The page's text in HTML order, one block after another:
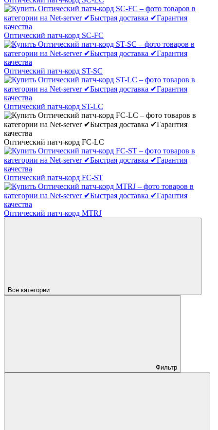
Оптический патч-корд SC-FC
Оптический патч-корд ST-SC
Оптический патч-корд ST-LC
Оптический патч-корд FC-LC
Оптический патч-корд FC-ST
Оптический патч-корд MTRJ
Все категории
Фильтр